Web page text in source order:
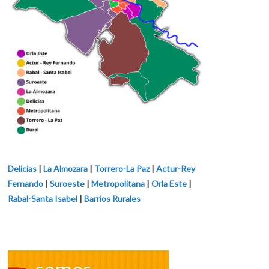
Delicias | La Almozara | Torrero-La Paz| Actur-Rey
Fernando | Suroeste | Metropolitana | Orla Este |
Rabal-Santa Isabel | Barrios Rurales